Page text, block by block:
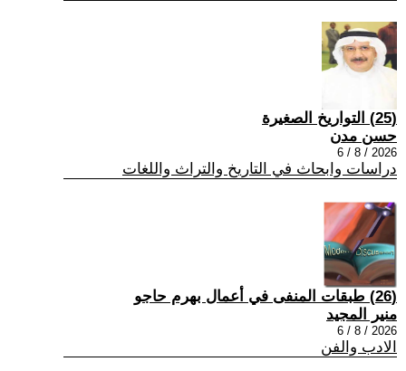
(25) التواريخ الصغيرة
حسن مدن
2026 / 8 / 6
دراسات وابحاث في التاريخ والتراث واللغات
(26) طبقات المنفى في أعمال بهرم حاجو
منير المجيد
2026 / 8 / 6
الادب والفن